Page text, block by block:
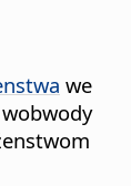
we